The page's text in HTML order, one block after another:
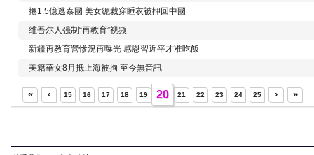
捲1.5億逃泰國 美女總裁穿睡衣被押回中國
维吾尔人强制“再教育”视频
新疆再教育營慘況再曝光 感恩習近平才准吃飯
美籍華女8月抵上海被拘 至今無音訊
« ‹ 15 16 17 18 19 20 21 22 23 24 25 › »